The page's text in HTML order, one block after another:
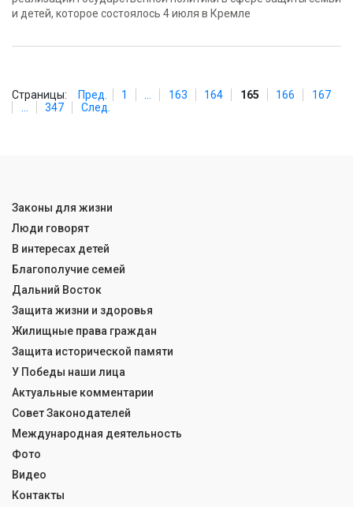
и детей, которое состоялось 4 июля в Кремле
Страницы: Пред. 1 163 164 165 166
167
347 След.
Законы для жизни
Люди говорят
В интересах детей
Благополучие семей
Дальний Восток
Защита жизни и здоровья
Жилищные права граждан
Защита исторической памяти
У Победы наши лица
Актуальные комментарии
Совет Законодателей
Международная деятельность
Фото
Видео
Контакты